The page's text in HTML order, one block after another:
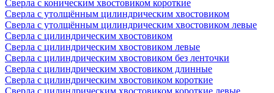
Сверла с коническим хвостовиком короткие
Сверла с утолщённым цилиндрическим хвостовиком
Сверла с утолщённым цилиндрическим хвостовиком левые
Сверла с цилиндрическим хвостовиком
Сверла с цилиндрическим хвостовиком левые
Сверла с цилиндрическим хвостовиком без ленточки
Сверла с цилиндрическим хвостовиком длинные
Сверла с цилиндрическим хвостовиком короткие
Сверла с цилиндрическим хвостовиком короткие левые